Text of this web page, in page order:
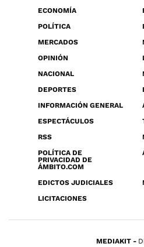
ECONOMÍA
POLÍTICA
MERCADOS
OPINIÓN
NACIONAL
DEPORTES
INFORMACIÓN GENERAL
ESPECTÁCULOS
RSS
POLÍTICA DE
PRIVACIDAD DE
ÁMBITO.COM
EDICTOS JUDICIALES
LICITACIONES
MEDIAKIT